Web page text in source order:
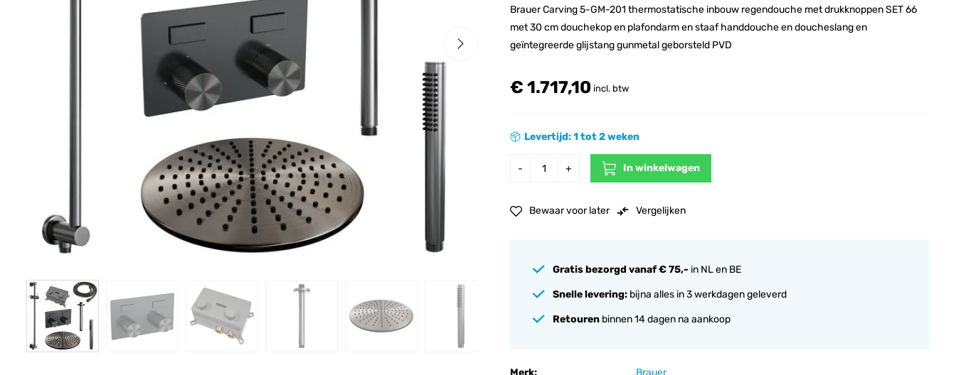
€ 1.717,10 incl. btw
Merk:
Brauer
- + In winkelwagen
Bewaar voor later Vergelijken
Gratis bezorgd vanaf € 75,- in NL en BE
Snelle levering: bijna alles in 3 werkdagen geleverd
Retouren binnen 14 dagen na aankoop
Levertijd: 1 tot 2 weken
Brauer Carving 5-GM-201 thermostatische inbouw regendouche met drukknoppen SET 66
met 30 cm douchekop en plafondarm en staaf handdouche en doucheslang en
geïntegreerde glijstang gunmetal geborsteld PVD